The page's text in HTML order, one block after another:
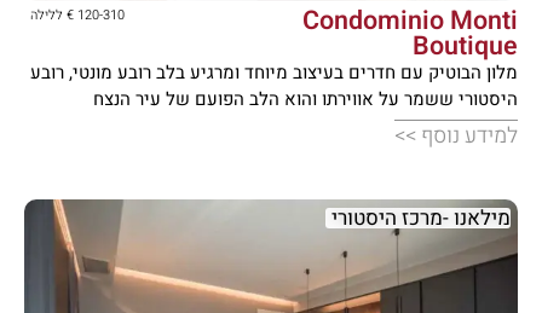
Condominio Monti
Boutique
120-310 € ללילה
מלון הבוטיק עם חדרים בעיצוב מיוחד ומרגיע בלב רובע מונטי, רובע
היסטורי ששמר על אווירתו והוא הלב הפועם של עיר הנצח
למידע נוסף >>
מילאנו -מרכז היסטורי